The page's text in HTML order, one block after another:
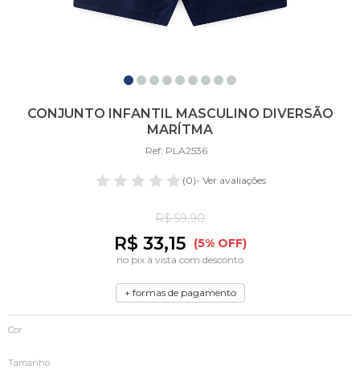
CONJUNTO INFANTIL MASCULINO DIVERSÃO
MARÍTMA
Ref: PLA2536
(0)- Ver avaliações
R$ 59,90
R$ 33,15 (5% OFF)
no pix à vista com desconto
+ formas de pagamento
Cor
Tamanho